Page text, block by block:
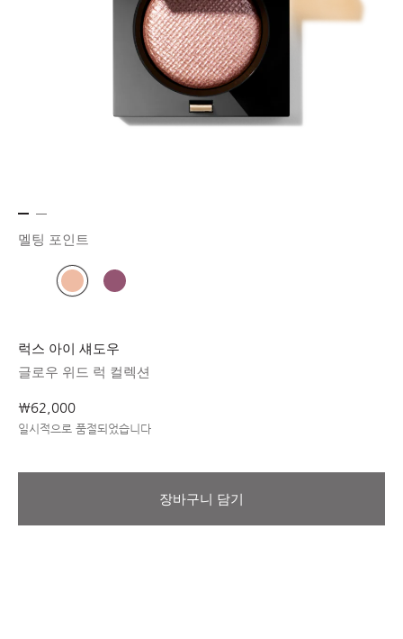
멜팅 포인트
럭스 아이 섀도우
글로우 위드 럭 컬렉션
₩62,000
일시적으로 품절되었습니다
장바구니 담기